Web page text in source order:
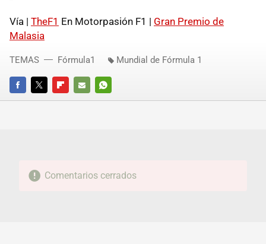
Vía | TheF1 En Motorpasión F1 | Gran Premio de
Malasia
FACEBOOKTWITTERFLIPBOARD
E-
WHATSAPP
TEMAS Fórmula1 Mundial de Fórmula 1
Comentarios cerrados